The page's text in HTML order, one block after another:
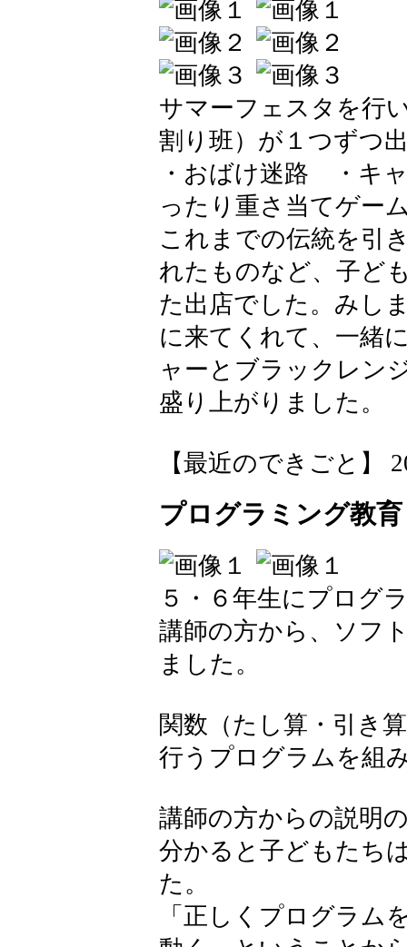
サマーフェスタを行
割り班）が１つずつ
・おばけ迷路 ・キ
ったり重さ当てゲー
これまでの伝統を引
れたものなど、子ど
た出店でした。みし
に来てくれて、一緒
ャーとブラックレン
盛り上がりました。
【最近のできごと】
プログラミング教育
５・６年生にプログ
講師の方から、ソフ
ました。
関数（たし算・引き
行うプログラムを組
講師の方からの説明
分かると子どもたち
た。
「正しくプログラム